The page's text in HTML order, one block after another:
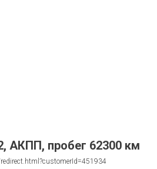
АКПП, пробег 62300 км